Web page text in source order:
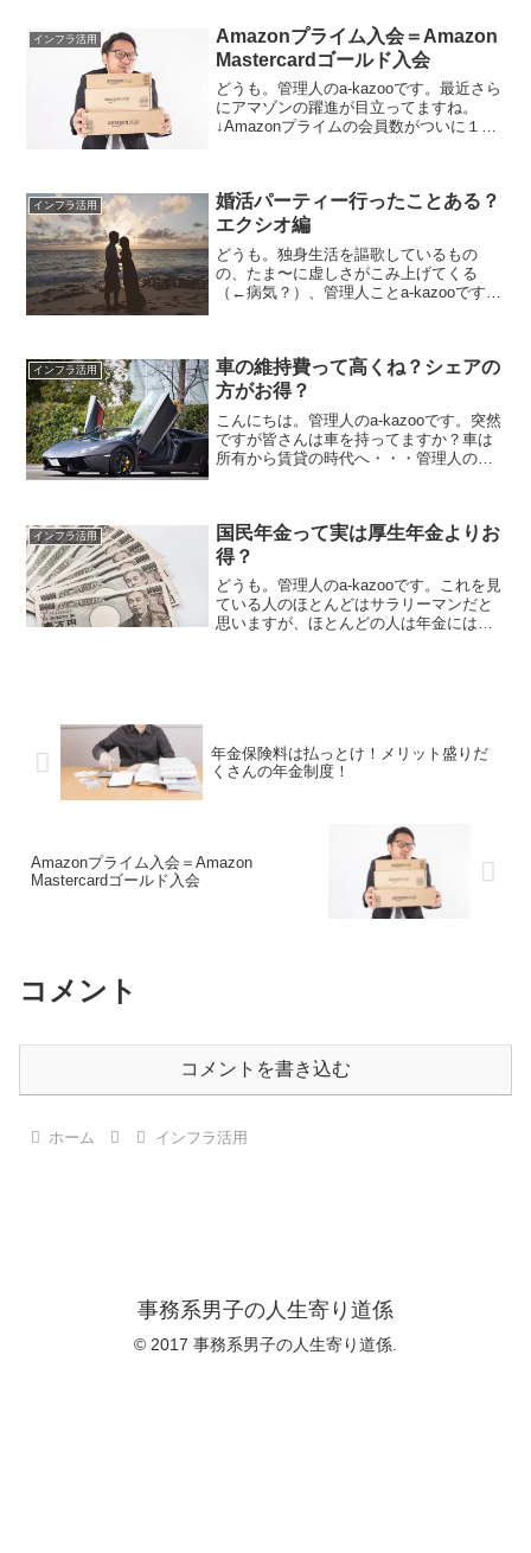
増している昨今です。２０１８年度に厚
生年金保険料率が18...
インフラ活用
Amazonプライム入会＝Amazon
Mastercardゴールド入会
どうも。管理人のa-kazooです。最近さら
にアマゾンの躍進が目立ってますね。
↓Amazonプライムの会員数がついに１億
インフラ活用
婚活パーティー行ったことある？
エクシオ編
どうも。独身生活を謳歌しているもの
の、たま〜に虚しさがこみ上げてくる
（←病気？）、管理人ことa-kazooです。
況で、皆さん、人恋し...
インフラ活用
車の維持費って高くね？シェアの
方がお得？
こんにちは。管理人のa-kazooです。突然
ですが皆さんは車を持ってますか？車は
所有から賃貸の時代へ・・・管理人の場
レンタルが急速に...
インフラ活用
国民年金って実は厚生年金よりお
得？
どうも。管理人のa-kazooです。これを見
ている人のほとんどはサラリーマンだと
思いますが、ほとんどの人は年金には大
年金保険料は払っとけ！メリット盛りだ
くさんの年金制度！
Amazonプライム入会＝Amazon
Mastercardゴールド入会
コメント
コメントを書き込む
ホーム インフラ活用
事務系男子の人生寄り道係
© 2017 事務系男子の人生寄り道係.